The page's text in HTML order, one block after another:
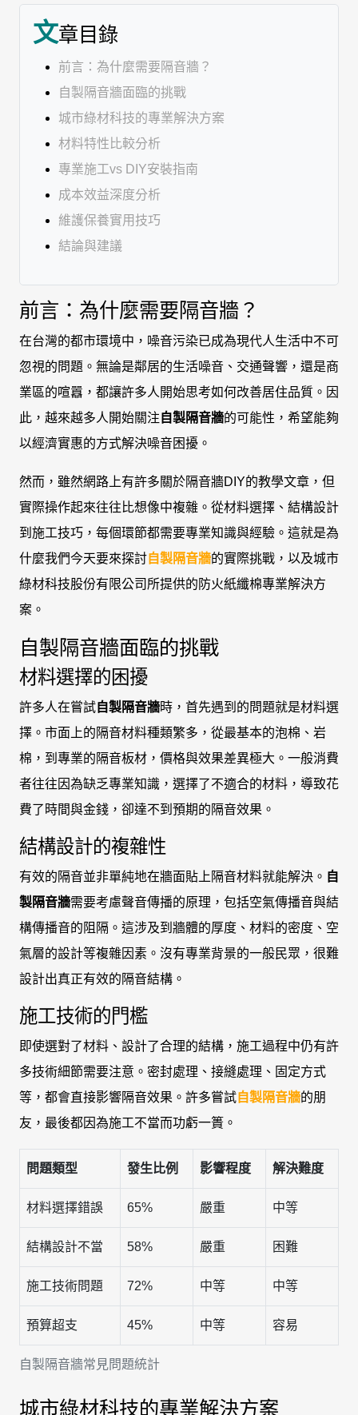
文章目錄
前言：為什麼需要隔音牆？
自製隔音牆面臨的挑戰
城市綠材科技的專業解決方案
材料特性比較分析
專業施工vs DIY安裝指南
成本效益深度分析
維護保養實用技巧
結論與建議
前言：為什麼需要隔音牆？
在台灣的都市環境中，噪音污染已成為現代人生活中不可
忽視的問題。無論是鄰居的生活噪音、交通聲響，還是商
業區的喧囂，都讓許多人開始思考如何改善居住品質。因
此，越來越多人開始關注 自製隔音牆的可能性，希望能夠
以經濟實惠的方式解決噪音困擾。
然而，雖然網路上有許多關於隔音牆DIY的教學文章，但
實際操作起來往往比想像中複雜。從材料選擇、結構設計
到施工技巧，每個環節都需要專業知識與經驗。這就是為
什麼我們今天要來探討自製隔音牆的實際挑戰，以及城市
綠材科技股份有限公司所提供的防火紙纖棉專業解決方
案。
自製隔音牆面臨的挑戰
材料選擇的困擾
許多人在嘗試自製隔音牆時，首先遇到的問題就是材料選
擇。市面上的隔音材料種類繁多，從最基本的泡棉、岩
棉，到專業的隔音板材，價格與效果差異極大。一般消費
者往往因為缺乏專業知識，選擇了不適合的材料，導致花
費了時間與金錢，卻達不到預期的隔音效果。
結構設計的複雜性
有效的隔音並非單純地在牆面貼上隔音材料就能解決。 自
製隔音牆需要考慮聲音傳播的原理，包括空氣傳播音與結
構傳播音的阻隔。這涉及到牆體的厚度、材料的密度、空
氣層的設計等複雜因素。沒有專業背景的一般民眾，很難
設計出真正有效的隔音結構。
施工技術的門檻
即使選對了材料、設計了合理的結構，施工過程中仍有許
多技術細節需要注意。密封處理、接縫處理、固定方式
等，都會直接影響隔音效果。許多嘗試自製隔音牆的朋
友，最後都因為施工不當而功虧一簣。
自製隔音牆常見問題統計
問題類型 發生比例 影響程度 解決難度
材料選擇錯誤 65% 嚴重 中等
結構設計不當 58% 嚴重 困難
施工技術問題 72% 中等 中等
預算超支 45% 中等 容易
城市綠材科技的專業解決方案